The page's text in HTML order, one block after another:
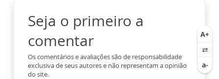
Seja o primeiro a
comentar
Os comentários e avaliações são de responsabilidade
exclusiva de seus autores e não representam a opinião
do site.